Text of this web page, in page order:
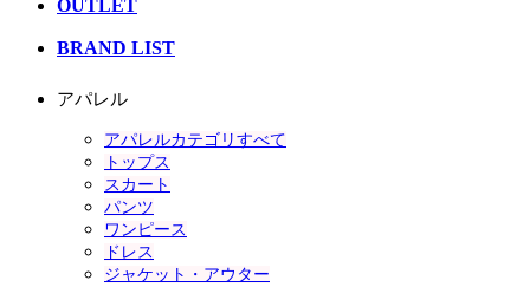
OUTLET
BRAND LIST
アパレル
アパレルカテゴリすべて
トップス
スカート
パンツ
ワンピース
ドレス
ジャケット・アウター